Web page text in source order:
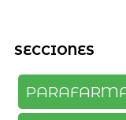
SECCIONES